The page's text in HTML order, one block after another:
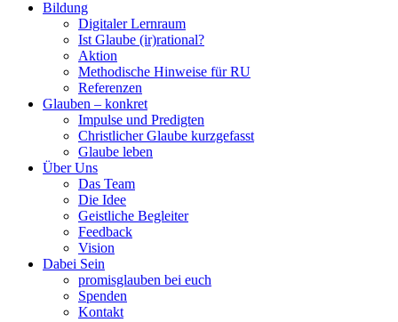
Bildung
Digitaler Lernraum
Ist Glaube (ir)rational?
Aktion
Methodische Hinweise für RU
Referenzen
Glauben – konkret
Impulse und Predigten
Christlicher Glaube kurzgefasst
Glaube leben
Über Uns
Das Team
Die Idee
Geistliche Begleiter
Feedback
Vision
Dabei Sein
promisglauben bei euch
Spenden
Kontakt